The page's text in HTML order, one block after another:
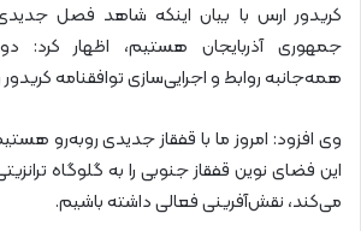
کریدور ارس با بیان اینکه شاهد فصل جدیدی
جمهوری آذربایجان هستیم، اظهار کرد:
همه‌جانبه روابط و اجرایی‌سازی توافقنامه
وی افزود: امروز ما با قفقاز جدیدی روبه‌رو
این فضای نوین قفقاز جنوبی را به گلوگاه
می‌کند، نقش‌آفرینی فعالی داشته باشیم.